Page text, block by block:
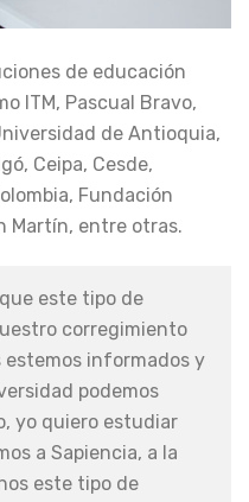
de educación
ITM, Pascual Bravo,
de Antioquia,
Ceipa, Cesde,
Fundación
Martín, entre otras.
este tipo de
corregimiento
estemos informados y
podemos
yo quiero estudiar
a Sapiencia, a la
este tipo de